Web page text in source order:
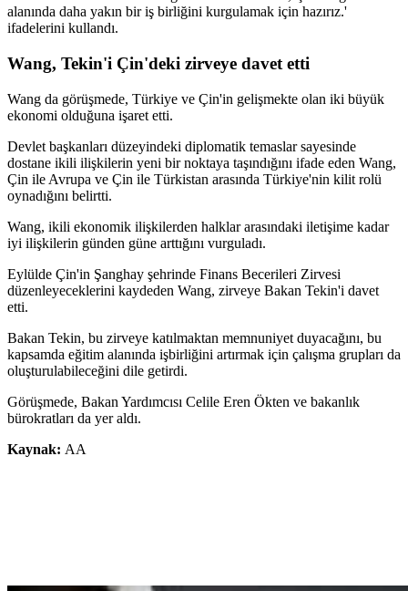
alanında daha yakın bir iş birliğini kurgulamak için hazırız.'
ifadelerini kullandı.
Wang, Tekin'i Çin'deki zirveye davet etti
Wang da görüşmede, Türkiye ve Çin'in gelişmekte olan iki büyük
ekonomi olduğuna işaret etti.
Devlet başkanları düzeyindeki diplomatik temaslar sayesinde
dostane ikili ilişkilerin yeni bir noktaya taşındığını ifade eden Wang,
Çin ile Avrupa ve Çin ile Türkistan arasında Türkiye'nin kilit rolü
oynadığını belirtti.
Wang, ikili ekonomik ilişkilerden halklar arasındaki iletişime kadar
iyi ilişkilerin günden güne arttığını vurguladı.
Eylülde Çin'in Şanghay şehrinde Finans Becerileri Zirvesi
düzenleyeceklerini kaydeden Wang, zirveye Bakan Tekin'i davet
etti.
Bakan Tekin, bu zirveye katılmaktan memnuniyet duyacağını, bu
kapsamda eğitim alanında işbirliğini artırmak için çalışma grupları da
oluşturulabileceğini dile getirdi.
Görüşmede, Bakan Yardımcısı Celile Eren Ökten ve bakanlık
bürokratları da yer aldı.
Kaynak: AA